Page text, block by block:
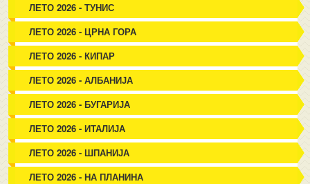
ЛЕТО 2026 - ТУНИС
ЛЕТО 2026 - ЦРНА ГОРА
ЛЕТО 2026 - КИПАР
ЛЕТО 2026 - АЛБАНИЈА
ЛЕТО 2026 - БУГАРИЈА
ЛЕТО 2026 - ИТАЛИЈА
ЛЕТО 2026 - ШПАНИЈА
ЛЕТО 2026 - НА ПЛАНИНА